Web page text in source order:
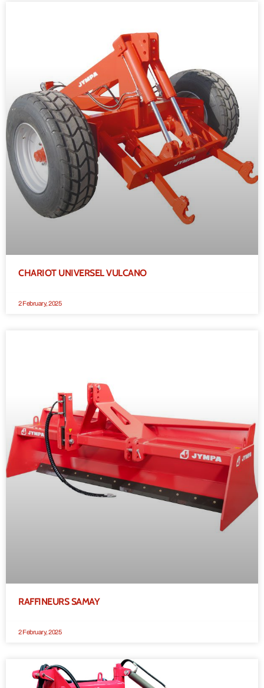
CHARIOT UNIVERSEL VULCANO
2 February, 2025
RAFFINEURS SAMAY
2 February, 2025